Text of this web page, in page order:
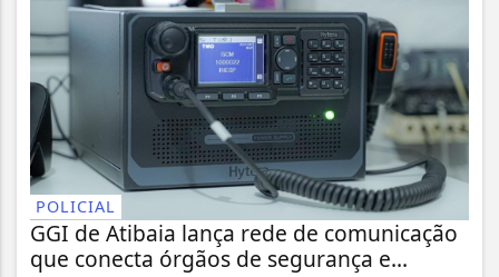
POLICIAL
GGI de Atibaia lança rede de comunicação
que conecta órgãos de segurança e...